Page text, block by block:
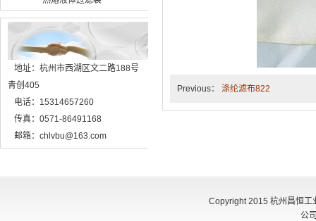
地址：杭州市西湖区文二路188号
青创405
电话：15314657260
传真：0571-86491168
邮箱：chlvbu@163.com
Previous： 涤纶滤布822
Copyright 2015 杭州昌恒工
公